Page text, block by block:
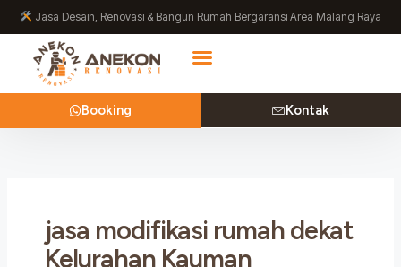
Lewati
Jasa Desain, Renovasi & Bangun Rumah Bergaransi Area Malang Raya
Booking Kontak
jasa modifikasi rumah dekat
Kelurahan Kauman